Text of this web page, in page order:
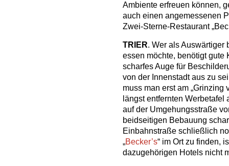
Ambiente erfreuen können,
auch einen angemessenen
Zwei-Sterne-Restaurant
TRIER. Wer als Auswärtiger
essen möchte, benötigt gute
scharfes Auge für
von der Innenstadt aus zu
muss man erst am „Grinzing
längst entfernten
auf der Umgehungsstraße
beidseitigen Bebauung
Einbahnstraße schließlich
„Becker’s“ im Ort zu finden,
dazugehörigen Hotels nicht